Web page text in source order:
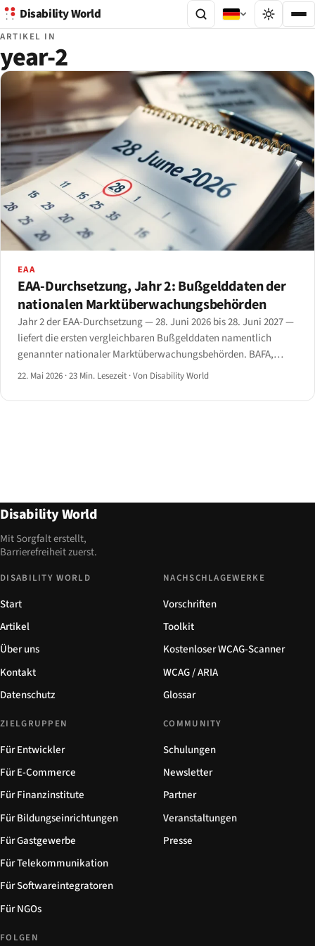
Disability World
ARTIKEL IN
year-2
EAA
EAA-Durchsetzung, Jahr 2: Bußgelddaten der
nationalen Marktüberwachungsbehörden
Jahr 2 der EAA-Durchsetzung — 28. Juni 2026 bis 28. Juni 2027 —
liefert die ersten vergleichbaren Bußgelddaten namentlich
genannter nationaler Marktüberwachungsbehörden. BAFA,
AEPD, ARCOM, AgID, Tarbijakaitseamet, Agentschap Telecom
Maßnahmen.
22. Mai 2026 ·23 Min. Lesezeit ·Von Disability World
Disability World
Mit Sorgfalt erstellt,
Barrierefreiheit zuerst.
DISABILITY WORLD
Start
Artikel
Über uns
Kontakt
Datenschutz
NACHSCHLAGEWERKE
Vorschriften
Toolkit
Kostenloser WCAG-Scanner
WCAG / ARIA
Glossar
ZIELGRUPPEN
Für Entwickler
Für E-Commerce
Für Finanzinstitute
Für Bildungseinrichtungen
Für Gastgewerbe
Für Telekommunikation
Für Softwareintegratoren
Für NGOs
COMMUNITY
Schulungen
Newsletter
Partner
Veranstaltungen
Presse
FOLGEN